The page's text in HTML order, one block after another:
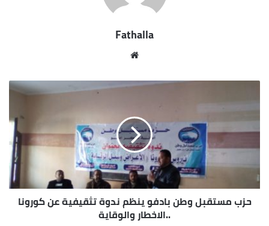
Fathalla
حزب مستقبل وطن بادفو ينظم ندوة تثقيفية عن كورونا
..الاخطار والوقاية